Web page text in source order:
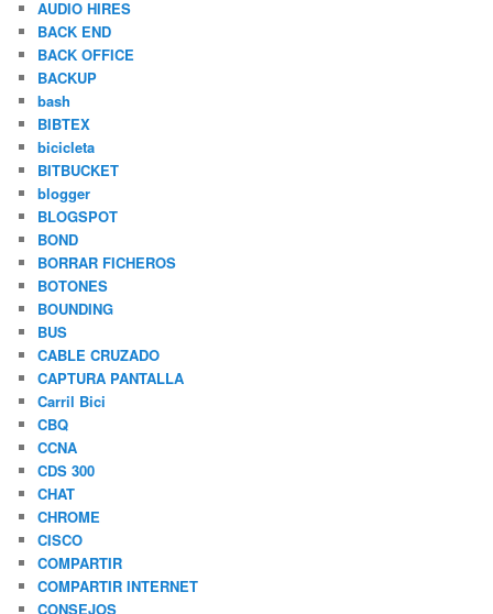
AUDIO HIRES
BACK END
BACK OFFICE
BACKUP
bash
BIBTEX
bicicleta
BITBUCKET
blogger
BLOGSPOT
BOND
BORRAR FICHEROS
BOTONES
BOUNDING
BUS
CABLE CRUZADO
CAPTURA PANTALLA
Carril Bici
CBQ
CCNA
CDS 300
CHAT
CHROME
CISCO
COMPARTIR
COMPARTIR INTERNET
CONSEJOS